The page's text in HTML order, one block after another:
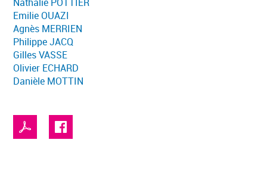
Emilie OUAZI
Agnès MERRIEN
Philippe JACQ
Gilles VASSE
Olivier ECHARD
Danièle MOTTIN